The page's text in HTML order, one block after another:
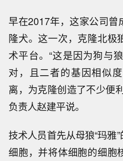
早在2017年，这家公司曾
隆犬。这一次，克隆北极
术平台。“这是因为狗与
对，且二者的基因相似
离，为克隆创造了不少便
负责人赵建平说。
技术人员首先从母狼“玛雅
细胞，并将体细胞的细胞